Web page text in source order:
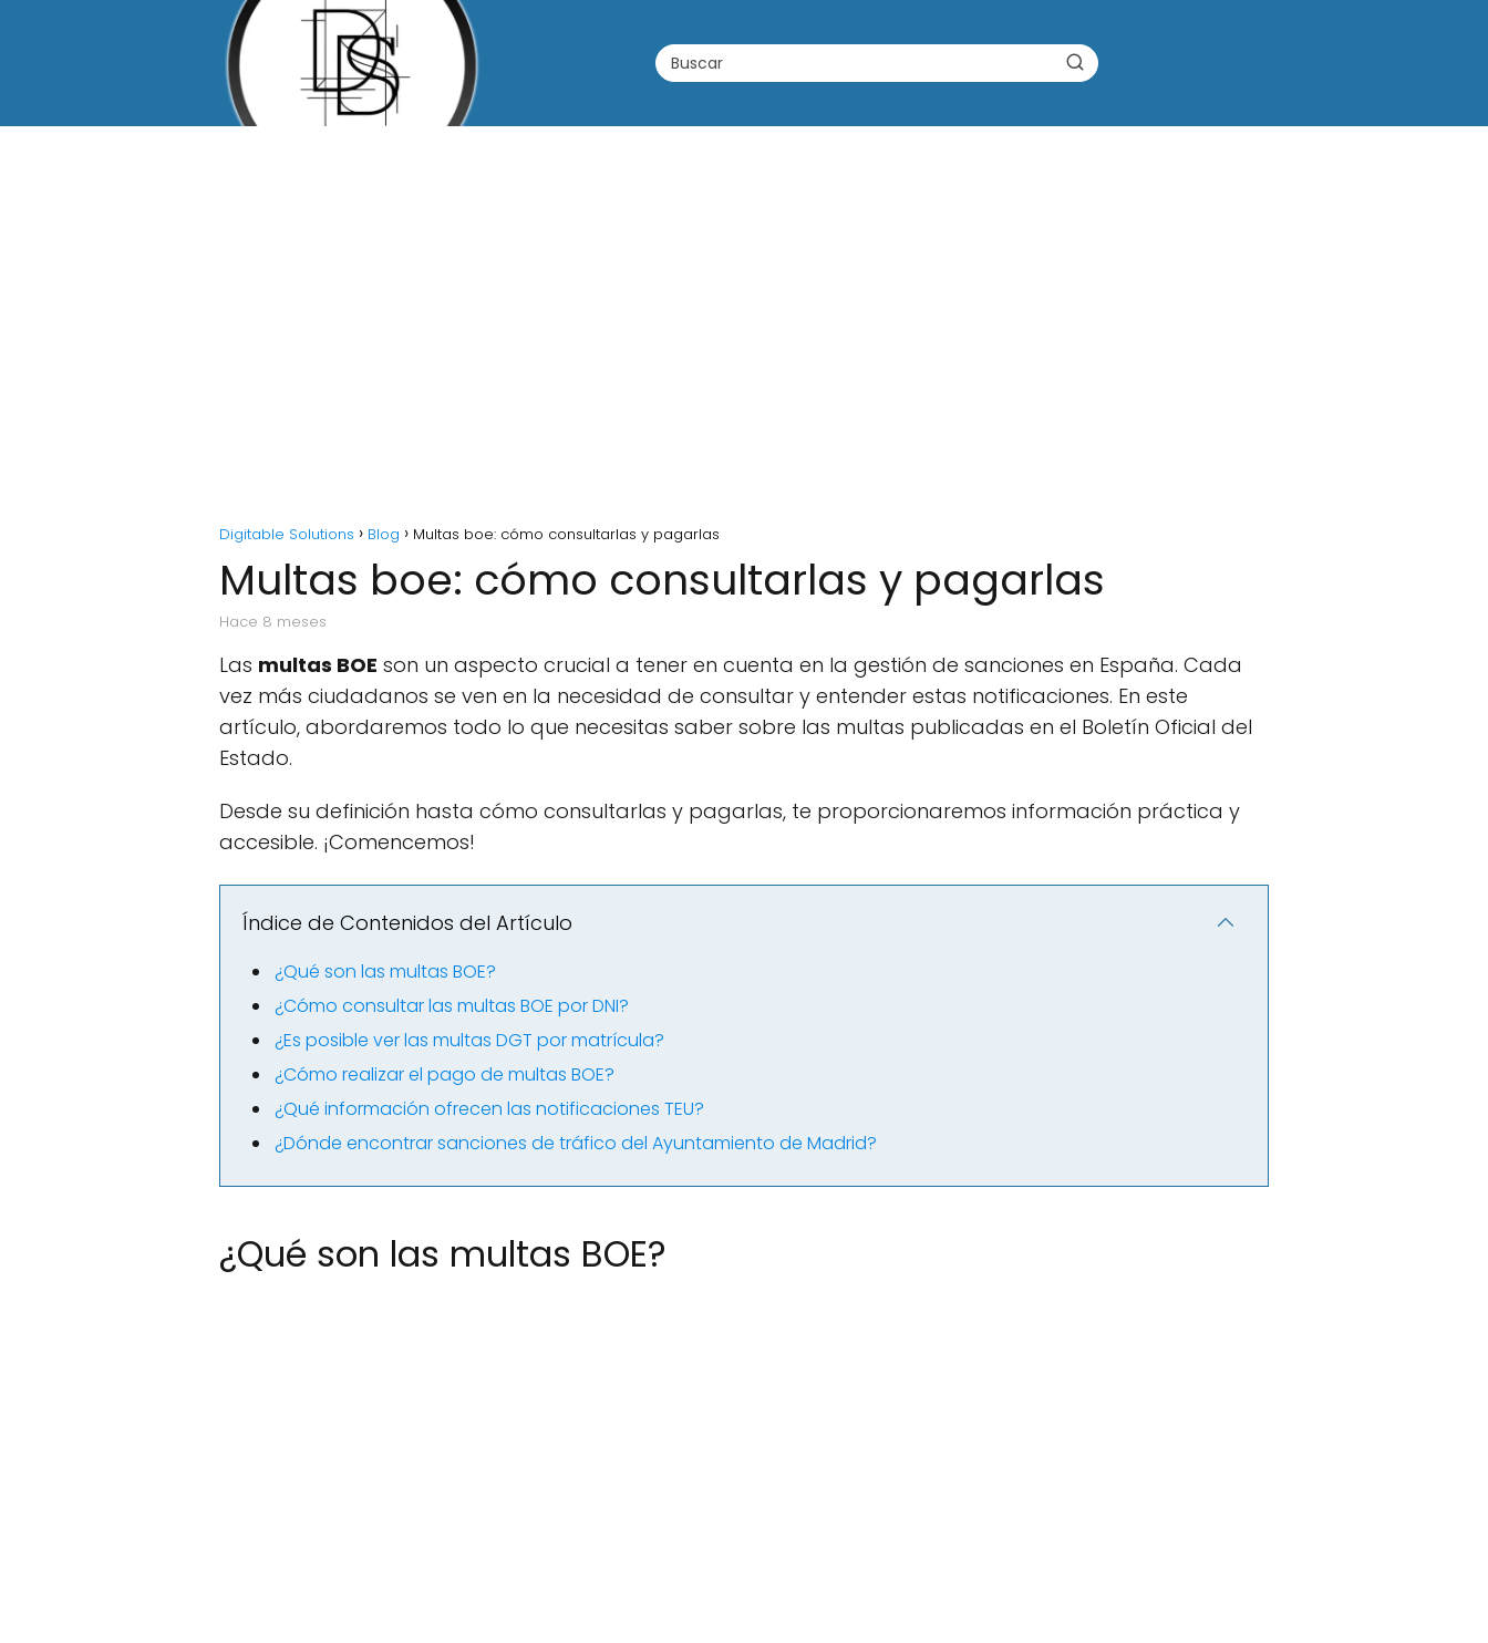
Digitable Solutions Blog Multas boe: cómo consultarlas y pagarlas
Multas boe: cómo consultarlas y pagarlas
hace 8 meses
Las multas BOE son un aspecto crucial a tener en cuenta en la gestión de sanciones en España. Cada
vez más ciudadanos se ven en la necesidad de consultar y entender estas notificaciones. En este
artículo, abordaremos todo lo que necesitas saber sobre las multas publicadas en el Boletín Oficial del
Estado.
Desde su definición hasta cómo consultarlas y pagarlas, te proporcionaremos información práctica y
accesible. ¡Comencemos!
Índice de Contenidos del Artículo
¿Qué son las multas BOE?
¿Cómo consultar las multas BOE por DNI?
¿Es posible ver las multas DGT por matrícula?
¿Cómo realizar el pago de multas BOE?
¿Qué información ofrecen las notificaciones TEU?
¿Dónde encontrar sanciones de tráfico del Ayuntamiento de Madrid?
¿Qué son las multas BOE?